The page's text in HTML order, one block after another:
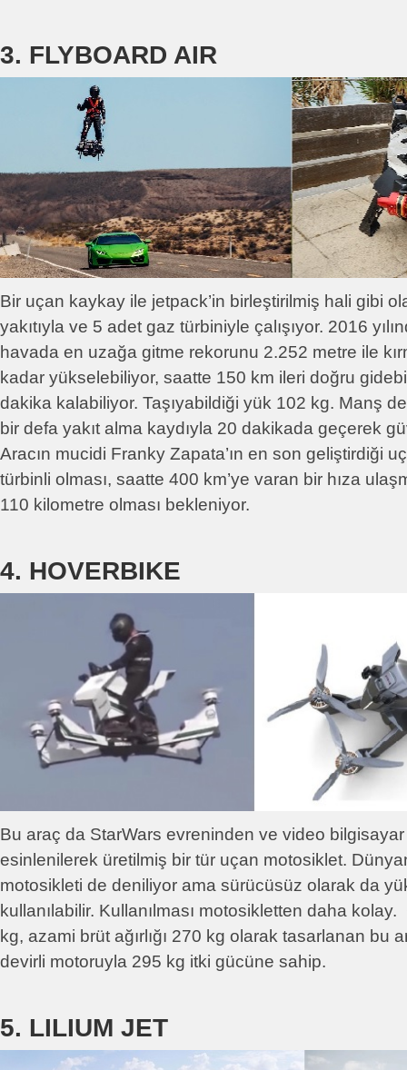
3. FLYBOARD AIR
Bir uçan kaykay ile jetpack’in birleştirilmiş hali gibi
yakıtıyla ve 5 adet gaz türbiniyle çalışıyor. 2016
havada en uzağa gitme rekorunu 2.252 metre ile
kadar yükselebiliyor, saatte 150 km ileri doğru
dakika kalabiliyor. Taşıyabildiği yük 102 kg. Manş
bir defa yakıt alma kaydıyla 20 dakikada geçerek
Aracın mucidi Franky Zapata’ın en son geliştirdiği
türbinli olması, saatte 400 km’ye varan bir hıza
110 kilometre olması bekleniyor.
4. HOVERBIKE
Bu araç da StarWars evreninden ve video bilgisayar
esinlenilerek üretilmiş bir tür uçan motosiklet.
motosikleti de deniliyor ama sürücüsüz olarak da
kullanılabilir. Kullanılması motosikletten daha kolay.
kg, azami brüt ağırlığı 270 kg olarak tasarlanan bu
devirli motoruyla 295 kg itki gücüne sahip.
5. LILIUM JET